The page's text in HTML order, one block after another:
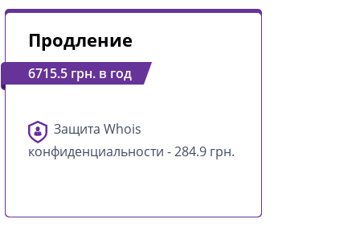
Продление
6715.5 грн. в год
Защита Whois
конфиденциальности - 284.9 грн.